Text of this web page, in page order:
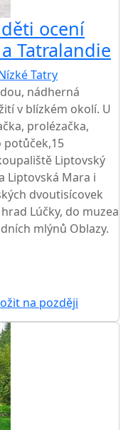
ocení
Tatralandie
Tatry
nádherná
v blízkém okolí. U
prolézačka,
potůček,15
Liptovský
Liptovská Mara i
dvoutisícovek
Lúčky, do muzea
mlýnů Oblazy.
na později